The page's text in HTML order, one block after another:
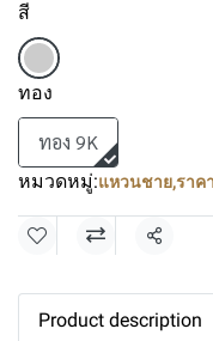
สี
ทอง
ทอง 9K
หมวดหมู่:แหวนชาย,ราค
แชร์
Product description